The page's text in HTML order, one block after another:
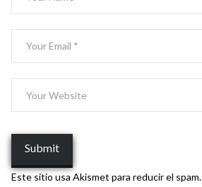
Este sitio usa Akismet para reducir el spam.